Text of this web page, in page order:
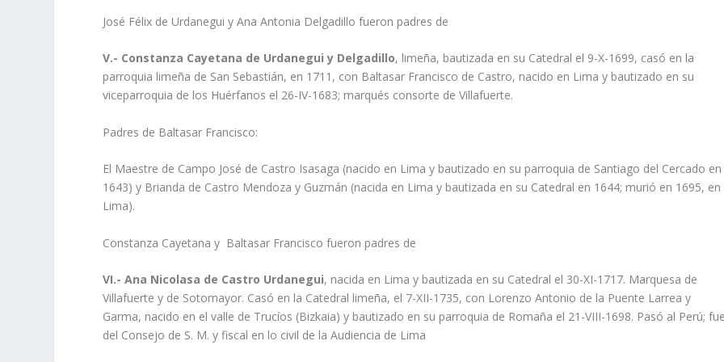
José Félix de Urdanegui y Ana Antonia Delgadillo fueron padres de
V.- Constanza Cayetana de Urdanegui y Delgadillo, limeña, bautizada en su Catedral el 9-X-1699, casó en la
parroquia limeña de San Sebastián, en 1711, con Baltasar Francisco de Castro, nacido en Lima y bautizado en su
viceparroquia de los Huérfanos el 26-IV-1683; marqués consorte de Villafuerte.
Padres de Baltasar Francisco:
El Maestre de Campo José de Castro Isasaga (nacido en Lima y bautizado en su parroquia de Santiago del Cercado en
1643) y Brianda de Castro Mendoza y Guzmán (nacida en Lima y bautizada en su Catedral en 1644; murió en 1695, en
Lima).
Constanza Cayetana y Baltasar Francisco fueron padres de
VI.- Ana Nicolasa de Castro Urdanegui, nacida en Lima y bautizada en su Catedral el 30-XI-1717. Marquesa de
Villafuerte y de Sotomayor. Casó en la Catedral limeña, el 7-XII-1735, con Lorenzo Antonio de la Puente Larrea y
Garma, nacido en el valle de Trucí­os (Bizkaia) y bautizado en su parroquia de Romaña el 21-VIII-1698. Pasó al Perú;
del Consejo de S. M. y fiscal en lo civil de la Audiencia de Lima